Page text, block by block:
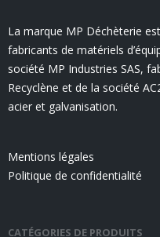
La marque MP Déchèterie
fabricants de matériels
société MP Industries SAS,
Recyclène et de la société
acier et galvanisation.
Mentions légales
Politique de confidentialité
CATÉGORIES DE PRODUITS